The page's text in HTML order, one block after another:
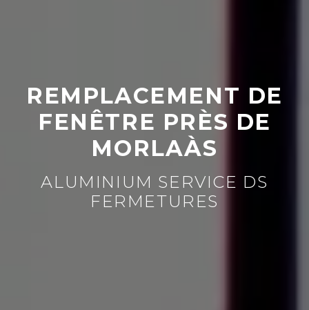
REMPLACEMENT DE
FENÊTRE PRÈS DE
MORLAÀS
ALUMINIUM SERVICE DS
FERMETURES